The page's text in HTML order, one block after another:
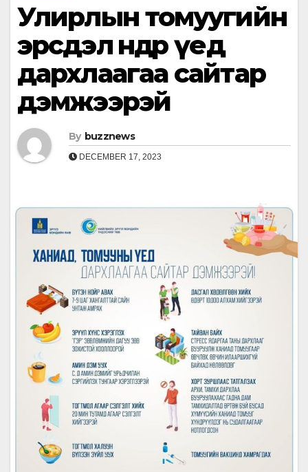
Улирлын томуугийн
эрсдэл өндөр үед
дархлаагаа сайтар
дэмжээрэй
By buzznews
DECEMBER 17, 2023